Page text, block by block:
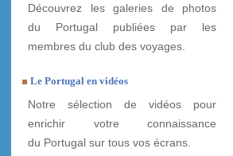
Découvrez les galeries de photos
du Portugal publiées par les
membres du club des voyages.
Le Portugal en vidéos
Notre sélection de vidéos pour
enrichir votre connaissance
du Portugal sur tous vos écrans.